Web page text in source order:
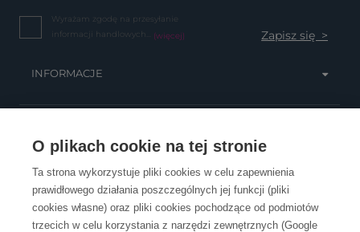
O plikach cookie na tej stronie
Ta strona wykorzystuje pliki cookies w celu zapewnienia
prawidłowego działania poszczególnych jej funkcji (pliki
cookies własne) oraz pliki cookies pochodzące od podmiotów
trzecich w celu korzystania z narzędzi zewnętrznych (Google
Wyrażam zgodę na przesyłanie
informacji handlowych... (więcej)
INFORMACJE
OBSŁUGA KLIENTA
KONTAKT